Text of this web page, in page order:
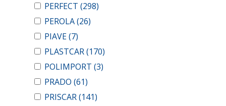
PERFECT (298)
PEROLA(26)
PIAVE(7)
PLASTCAR(170)
POLIMPORT (3)
PRADO (61)
PRISCAR(141)